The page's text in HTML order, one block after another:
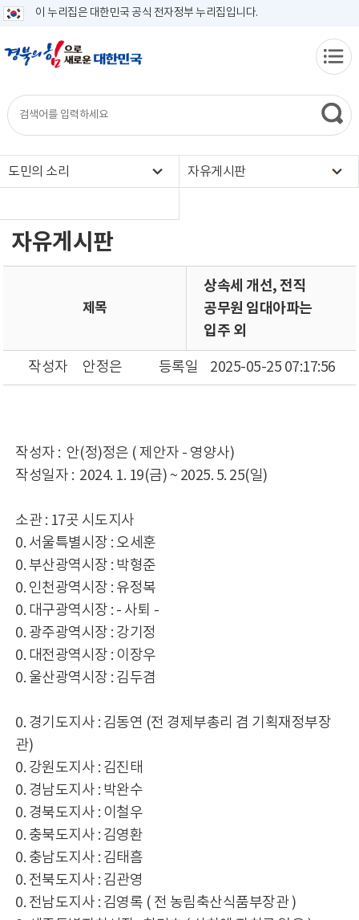
이 누리집은 대한민국 공식 전자정부 누리집입니다.
도민의 소리 자유게시판
자유게시판
제목
상속세 개선, 전직
공무원 임대아파는
입주 외
등록일 2025-05-25 07:17:56
작성자 안정은
작성자 : 안(정)정은 ( 제안자 - 영양사)
작성일자 : 2024. 1. 19(금) ~ 2025. 5. 25(일)
소관 : 17곳 시도지사
0. 서울특별시장 : 오세훈
0. 부산광역시장 : 박형준
0. 인천광역시장 : 유정복
0. 대구광역시장 : - 사퇴 -
0. 광주광역시장 : 강기정
0. 대전광역시장 : 이장우
0. 울산광역시장 : 김두겸
0. 경기도지사 : 김동연 (전 경제부총리 겸 기획재정부장
관)
0. 강원도지사 : 김진태
0. 경남도지사 : 박완수
0. 경북도지사 : 이철우
0. 충북도지사 : 김영환
0. 충남도지사 : 김태흠
0. 전북도지사 : 김관영
0. 전남도지사 : 김영록 ( 전 농림축산식품부장관 )